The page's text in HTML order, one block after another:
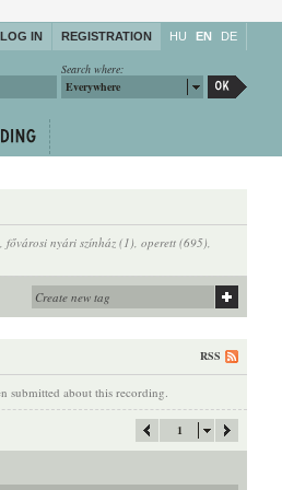
LOG IN REGISTRATION HU EN DE
Search where:
Everywhere
, fővárosi nyári színház (1), operett (695),
RSS
submitted about this recording.
1